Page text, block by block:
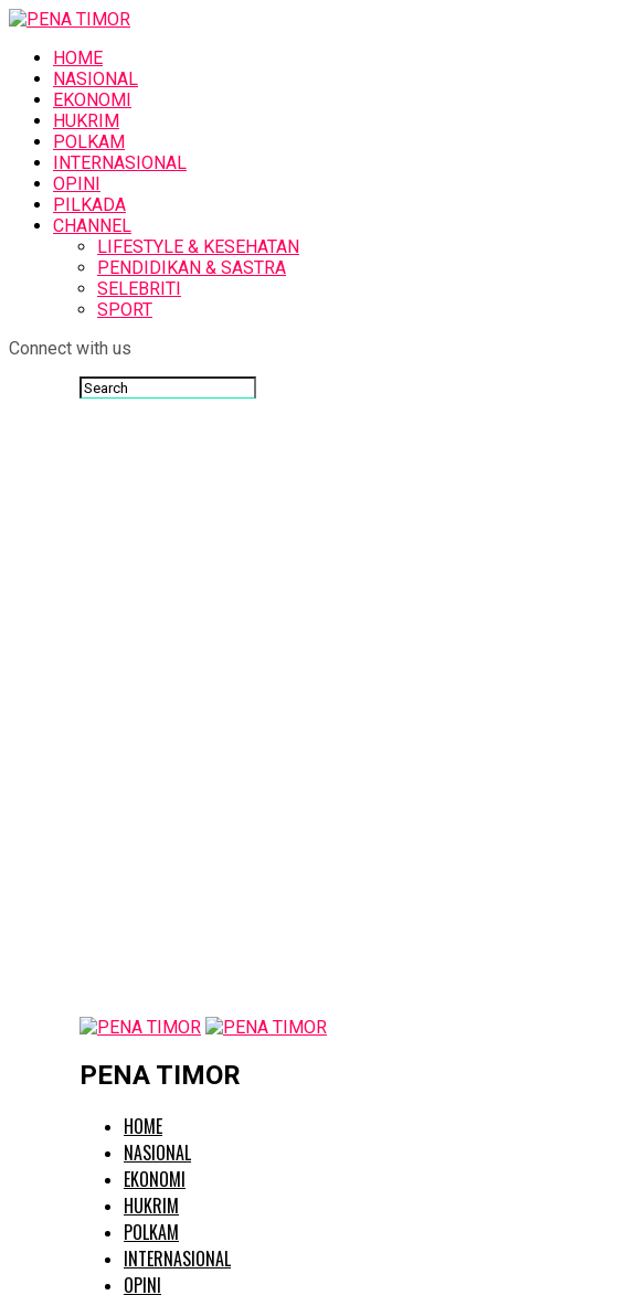
HOME
NASIONAL
EKONOMI
HUKRIM
POLKAM
INTERNASIONAL
OPINI
PILKADA
CHANNEL
LIFESTYLE & KESEHATAN
PENDIDIKAN & SASTRA
SELEBRITI
SPORT
Connect with us
PENA TIMOR
HOME
NASIONAL
EKONOMI
HUKRIM
POLKAM
INTERNASIONAL
OPINI